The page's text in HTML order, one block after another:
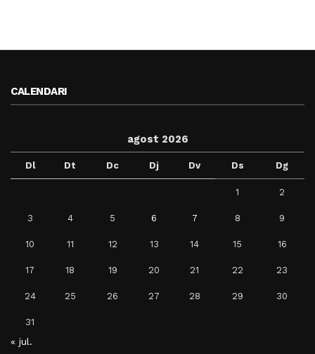
CALENDARI
agost 2026
Dl Dt Dc Dj Dv Ds Dg
1 2
3 4 5 6 7 8 9
10 11 12 13 14 15 16
17 18 19 20 21 22 23
24 25 26 27 28 29 30
31
« jul.